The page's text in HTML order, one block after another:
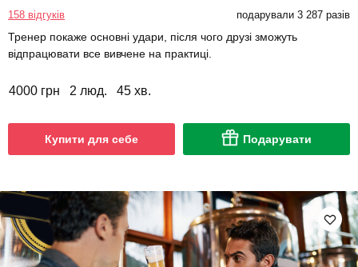
158 відгуків подарували 3 287 разів
Тренер покаже основні удари, після чого друзі зможуть
відпрацювати все вивчене на практиці.
4000 грн 2 люд. 45 хв.
Купити для себе Подарувати